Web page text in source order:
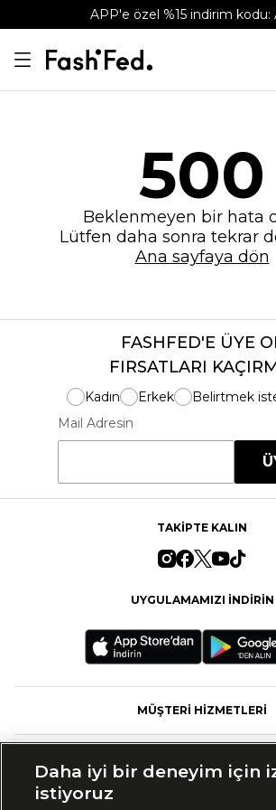
APP'e özel %15 indirim kodu:
500
Beklenmeyen bir hata
Lütfen daha sonra tekrar
Ana sayfaya dön
FASHFED'E ÜYE
FIRSATLARI
Kadın Erkek
Belirtmek
Mail Adresin
TAKİPTE KALIN
UYGULAMAMIZI İNDİRİN
MÜŞTERİ HİZMETLERİ
Daha iyi bir deneyim için
istiyoruz